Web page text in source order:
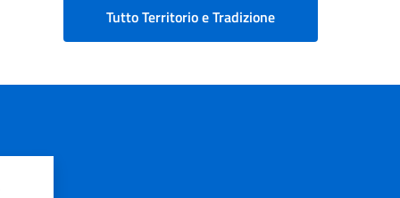
Tutto Territorio e Tradizione